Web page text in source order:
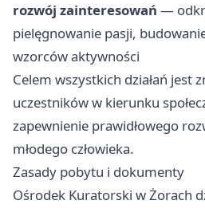
rozwój zainteresowań —
pielęgnowanie pasji,
wzorców aktywności
Celem wszystkich działań jest
uczestników w kierunku
zapewnienie prawidłowego
młodego człowieka.
Zasady pobytu i dokumenty
Ośrodek Kuratorski w Żorach